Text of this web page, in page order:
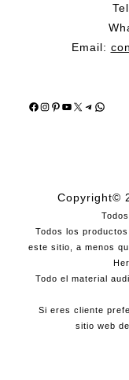
Email:
Facebook
Instagram
Pinterest
YouTube
X Telegram
Copyright©
Todos los
este sitio, a menos
Todo el material
Si eres cliente
sitio web